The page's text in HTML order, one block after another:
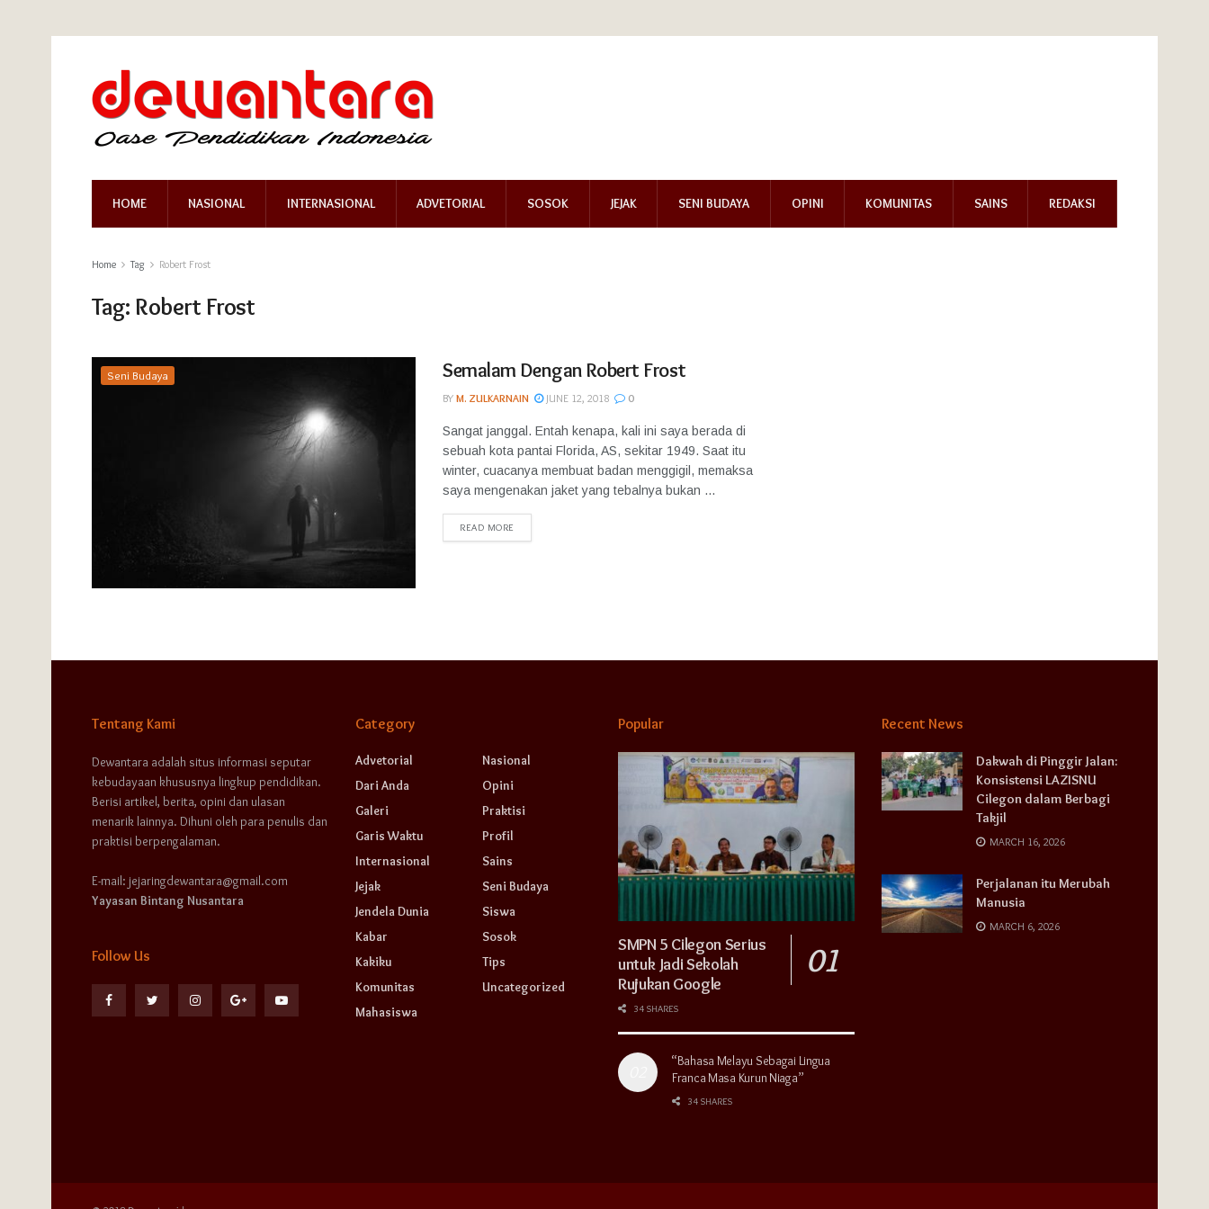
HOME NASIONAL INTERNASIONAL ADVETORIAL SOSOK JEJAK SENI BUDAYA OPINI KOMUNITAS SAINS REDAKSI
Home Tag Robert Frost
Tag: Robert Frost
Seni Budaya Semalam Dengan Robert Frost
BY M. ZULKARNAIN JUNE 12, 2018 0
Sangat janggal. Entah kenapa, kali ini saya berada di
sebuah kota pantai Florida, AS, sekitar 1949. Saat itu
winter, cuacanya membuat badan menggigil, memaksa
saya mengenakan jaket yang tebalnya bukan ...
READ MORE
Tentang Kami
Dewantara adalah situs informasi seputar
kebudayaan khususnya lingkup pendidikan.
Berisi artikel, berita, opini dan ulasan
menarik lainnya. Dihuni oleh para penulis dan
praktisi berpengalaman.
E-mail: jejaringdewantara@gmail.com
Yayasan Bintang Nusantara
Follow Us
Category
Advetorial
Dari Anda
Galeri
Garis Waktu
Internasional
Jejak
Jendela Dunia
Kabar
Kakiku
Komunitas
Mahasiswa
Nasional
Opini
Praktisi
Profil
Sains
Seni Budaya
Siswa
Sosok
Tips
Uncategorized
Popular
SMPN 5 Cilegon Serius
untuk Jadi Sekolah
Rujukan Google
34 SHARES
“Bahasa Melayu Sebagai Lingua
Franca Masa Kurun Niaga”
34 SHARES
Recent News
Dakwah di Pinggir Jalan:
Konsistensi LAZISNU
Cilegon dalam Berbagi
Takjil
MARCH 16, 2026
Perjalanan itu Merubah
Manusia
MARCH 6, 2026